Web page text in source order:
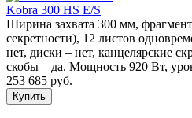
Kobra 300 HS E/S
Ширина захвата 300 мм,
секретности), 12 листов
нет, диски – нет, канцелярские
скобы – да. Мощность 920 Вт,
253 685 руб.